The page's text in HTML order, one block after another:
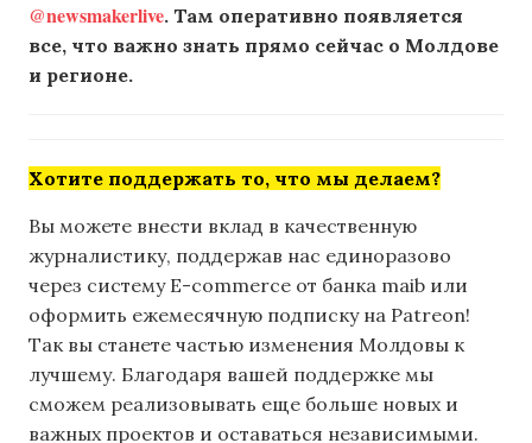
@newsmakerlive. Там оперативно появляется
все, что важно знать прямо сейчас о Молдове
и регионе.
Хотите поддержать то, что мы делаем?
Вы можете внести вклад в качественную
журналистику, поддержав нас единоразово
через систему E-commerce от банка maib или
оформить ежемесячную подписку на Patreon!
Так вы станете частью изменения Молдовы к
лучшему. Благодаря вашей поддержке мы
сможем реализовывать еще больше новых и
важных проектов и оставаться независимыми.